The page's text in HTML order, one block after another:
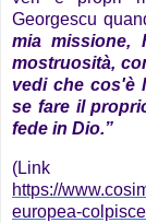
Georgescu
mia
mostruosità,
vedi che cos'è
se fare il
fede in Dio.”
(Link
https://
europea-